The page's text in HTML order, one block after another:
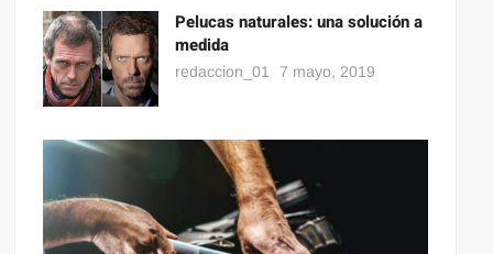
Pelucas naturales: una solución a
medida
redaccion_01 7 mayo, 2019